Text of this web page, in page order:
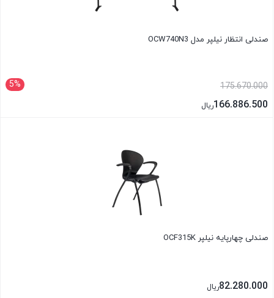
صندلی انتظار نیلپر مدل OCW740N3
5% 175.670.000
166.886.500ریال
صندلی چهارپایه نیلپر OCF315K
82.280.000ریال